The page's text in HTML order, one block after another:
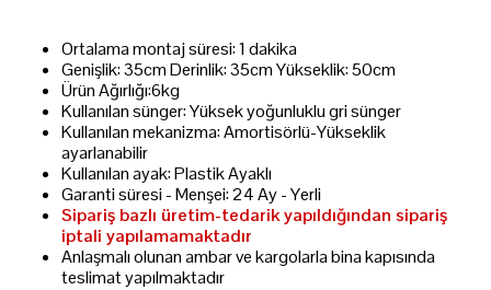
Ortalama montaj süresi: 1 dakika
Genişlik: 35cm Derinlik: 35cm Yükseklik: 50cm
Ürün Ağırlığı:6kg
Kullanılan sünger: Yüksek yoğunluklu gri sünger
Kullanılan mekanizma: Amortisörlü-Yükseklik
ayarlanabilir
Kullanılan ayak: Plastik Ayaklı
Garanti süresi - Menşei: 24 Ay - Yerli
Sipariş bazlı üretim-tedarik yapıldığından sipariş
iptali yapılamamaktadır
Anlaşmalı olunan ambar ve kargolarla bina kapısında
teslimat yapılmaktadır